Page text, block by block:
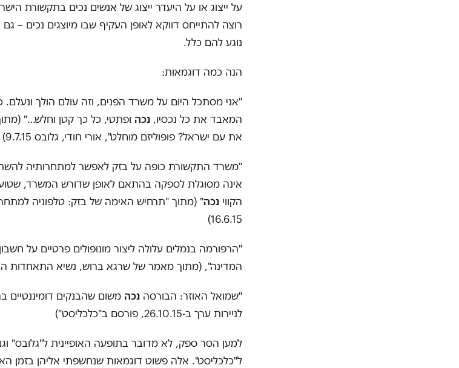
על ייצוג או על היעדר ייצוג של אנשים נכים בתקשורת
רוצה להתייחס דווקא לאופן העקיף שבו מיוצגים נכים –
נוגע להם כלל.
הנה כמה דוגמאות:
"אני מסתכל היום על משרד הפנים, וזה עולם הולך
המאבד את כל נכסיו, נכה ופתטי, כל כך קטן וחלש…"
את עם ישראל? פופוליזם מוחלט", אורי חודי, גלובס 9.7.15)
"משרד התקשורת כופה על בזק לאפשר למתחרותיה
אינה מסוגלת לספקה בהתאם לאופן שדורש המשרד,
הקווי נכה" (מתוך "תרחיש האימה של בזק: טלפוניה
16.6.15)
"הרפורמה בנמלים עלולה ליצור מונופולים פרטיים על
המדינה", (מתוך מאמר של שרגא ברוש, נשיא התאחדות
"שמואל האוזר: הבורסה נכה משום שהבנקים
לניירות ערך ב-26.10.15, פורסם ב"כלכליסט")
למען הסר ספק, לא מדובר בתופעה האופיינית ל"גלובס"
ל"כלכליסט". אלה פשוט דוגמאות שנחשפתי אליהן בזמן